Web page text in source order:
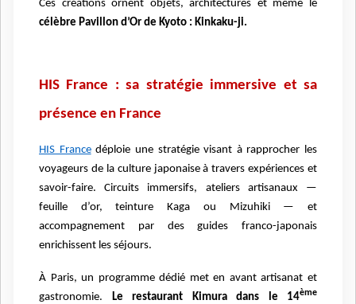
Ces créations ornent objets, architectures et même le
célèbre Pavillon d’Or de Kyoto : Kinkaku-ji.
HIS France : sa stratégie immersive et sa
présence en France
HIS Francedéploie une stratégie visant à rapprocher les
voyageurs de la culture japonaise à travers expériences et
savoir-faire. Circuits immersifs, ateliers artisanaux —
feuille d’or, teinture Kaga ou Mizuhiki — et
accompagnement par des guides franco-japonais
enrichissent les séjours.
À Paris, un programme dédié met en avant artisanat et
gastronomie.
Le restaurant Kimura dans le 14ème